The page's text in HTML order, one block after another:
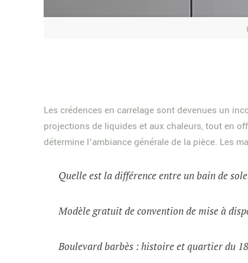
Les crédences en carrelage sont devenues un
projections de liquides et aux chaleurs, tout en
détermine l’ambiance générale de la pièce. Les
Quelle est la différence entre un bain de
Modèle gratuit de convention de mise à
Boulevard barbès : histoire et quartier du